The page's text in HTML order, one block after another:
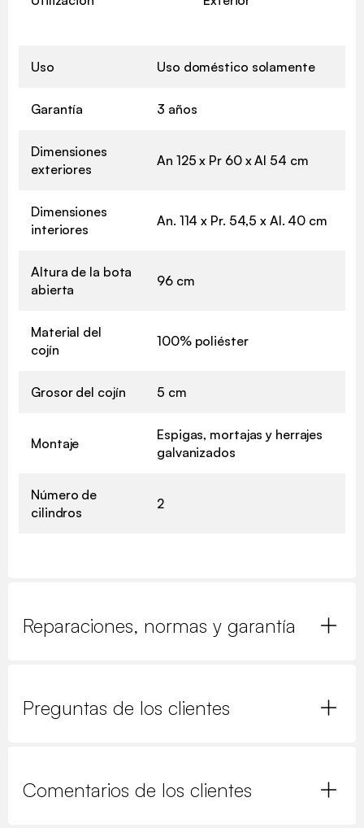
Uso Uso doméstico solamente
Garantía 3 años
Dimensiones
exteriores
An 125 x Pr 60 x Al 54 cm
Dimensiones
interiores
An. 114 x Pr. 54,5 x Al. 40 cm
Altura de la bota
abierta
96 cm
Material del
cojín
100% poliéster
Grosor del cojín 5 cm
Montaje
Espigas, mortajas y herrajes
galvanizados
Número de
cilindros
2
Reparaciones, normas y garantía
Preguntas de los clientes
Comentarios de los clientes